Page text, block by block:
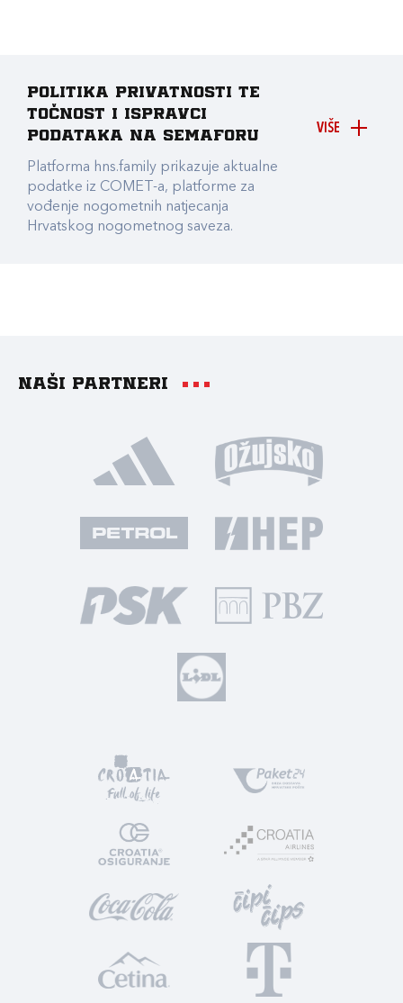
VIŠE
Politika privatnosti te
točnost i ispravci
podataka na Semaforu
Platforma hns.family prikazuje aktualne
podatke iz COMET-a, platforme za
vođenje nogometnih natjecanja
Hrvatskog nogometnog saveza.
Naši partneri